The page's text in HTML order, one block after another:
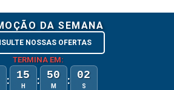
DA SEMANA
NOSSAS OFERTAS
TERMINA EM:
: 15
H : 50
M : 02
S